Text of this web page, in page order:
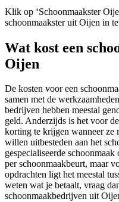
Klik op ‘Schoonmaakster
schoonmaakster uit Oijen in
Wat kost een
Oijen
De kosten voor een
samen met de
bedrijven hebben meestal
geld. Anderzijds is het voor
korting te krijgen wanneer ze
willen uitbesteden aan het
gespecialiseerde
per schoonmaakbeurt, maar
opdrachten ligt het meestal
weten wat je betaalt, vraag
schoonmaakbedrijven uit